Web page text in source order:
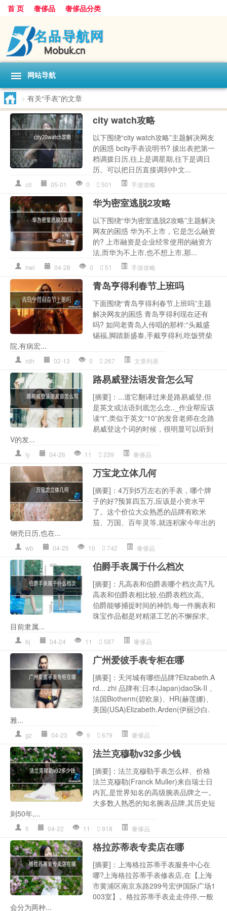
首 页 奢侈品 奢侈品分类
网站导航
> 有关“手表”的文章
city watch攻略
以下围绕“city watch攻略”主题解决网友
的困惑 bcity手表说明书? 拔出表把第一
档调拨日历,往上是调星期,往下是调日
历。可以把日历直接调到中文...
cit 05-01 0 501 手游攻略
华为密室逃脱2攻略
以下围绕“华为密室逃脱2攻略”主题解决
网友的困惑 华为不上市，它是怎么融资
的? 上市融资是企业经常使用的融资方
法,而华为不上市,也不想上市,那...
hwl 04-28 0 51 手游攻略
青岛亨得利春节上班吗
下面围绕“青岛亨得利春节上班吗”主题
解决网友的困惑 青岛亨得利现在还有
吗? 如同老青岛人传唱的那样:“头戴盛
锡福,脚踏新盛泰,手戴亨得利,吃饭劈柴
院,有病宏...
rdh 02-13 0 267 文章列表
路易威登法语发音怎么写
[摘要]：...道它翻译过来是路易威登,但
是英文或法语到底怎么念.._作业帮应该
读“t”,类似于英文“10”的发音老师在念路
易威登这个词的时候，很明显可以听到
V的发...
ly 04-26 11 239 奢侈品
万宝龙立体几何
[摘要]：4万到5万左右的手表，哪个牌
子的好?预算四五万,应该是小资水平
了。这个价位大众熟悉的品牌有欧米
茄、万国、百年灵等,就连积家今年出的
钢壳日历,也在...
wb 04-25 10 742 奢侈品
伯爵手表属于什么档次
[摘要]：凡高表和伯爵表哪个档次高?凡
高表和伯爵表相比较,伯爵表档次高。
伯爵能够捕捉时间的神韵,每一件腕表和
珠宝作品都是对精湛工艺的不懈探求。
目前隶属...
bj 04-24 11 587 奢侈品
广州爱彼手表专柜在哪
[摘要]：天河城有哪些品牌?Elizabeth.A
rd... zhi 品牌有:日本(Japan)daoSk-II 、
法国Biotherm(碧欧泉)、HR(赫莲娜)、
美国(USA)Elizabeth.Arden(伊丽沙白.
雅...
gz 04-23 9 679 奢侈品
法兰克穆勒v32多少钱
[摘要]：法兰克穆勒手表怎么样、价格
法兰克穆勒(Franck Muller)来自瑞士日
内瓦,是世界知名的高级腕表品牌之一。
大多数人熟悉的知名腕表品牌,其历史短
则50年,...
fl 04-22 11 918 奢侈品
格拉苏蒂表专卖店在哪
[摘要]：上海格拉苏蒂手表服务中心在
哪?上海格拉苏蒂手表修表店,在【上海
市黄浦区南京东路299号宏伊国际广场1
003室】。格拉苏蒂手表走走停停,一般
会分为两种...